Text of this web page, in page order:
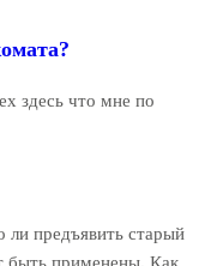
здесь что мне по
предъявить старый